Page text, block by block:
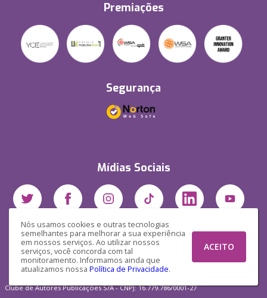
Nós usamos cookies e outras tecnologias
semelhantes para melhorar a sua experiência
em nossos serviços. Ao utilizar nossos
serviços, você concorda com tal
monitoramento. Informamos ainda que
atualizamos nossa Política de Privacidade.
ACEITO
Premiações
Segurança
Mídias Sociais
Clube de Autores Publicações S/A - CNPJ: 16.779.786/0001-27